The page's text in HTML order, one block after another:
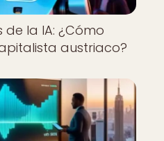
de la IA: ¿Cómo
austriaco?